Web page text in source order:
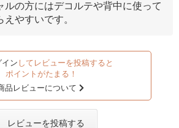
ルの方にはデコルテや背中に使って
やすいです。
ン してレビューを投稿すると
ポイントがたまる！
品レビューについて
レビューを投稿する